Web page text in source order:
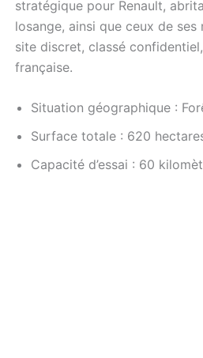
stratégique pour Renault,
losange, ainsi que ceux de
site discret, classé
française.
Situation géographique :
Surface totale : 620
Capacité d’essai : 60